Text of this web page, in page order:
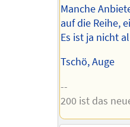
Manche
auf die Reihe,
Es ist ja nicht
Tschö, Auge
--
200 ist das